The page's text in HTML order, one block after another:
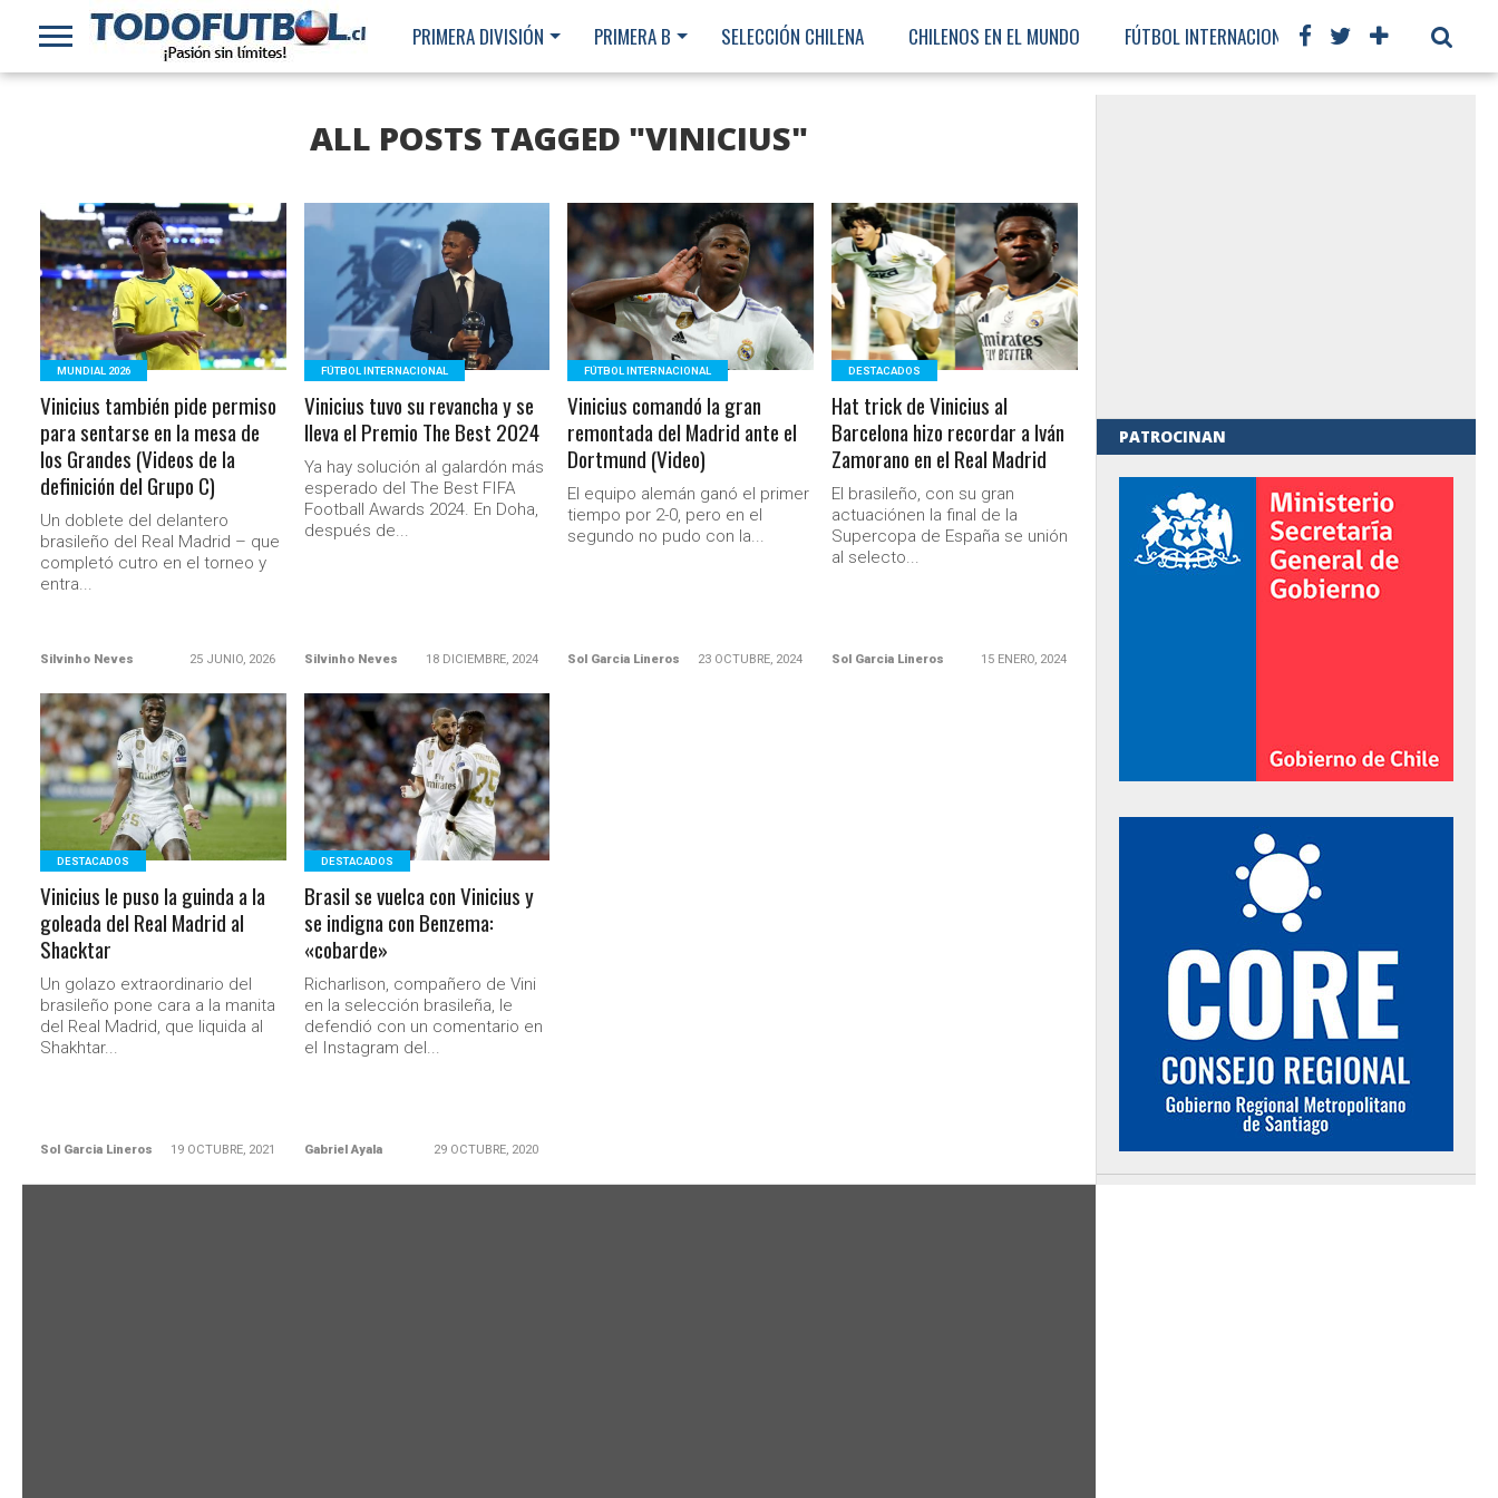
PRIMERA DIVISIÓN PRIMERA B SELECCIÓN CHILENA CHILENOS EN EL MUNDO FÚTBOL INTERNACIONAL
ALL POSTS TAGGED "VINICIUS"
LEER MÁS
MUNDIAL 2026
Vinicius también pide permiso
para sentarse en la mesa de
los Grandes (Videos de la
definición del Grupo C)
Un doblete del delantero
brasileño del Real Madrid – que
completó cutro en el torneo y
entra...
Silvinho Neves 25 JUNIO, 2026
LEER MÁS
FÚTBOL INTERNACIONAL
Vinicius tuvo su revancha y se
lleva el Premio The Best 2024
Ya hay solución al galardón más
esperado del The Best FIFA
Football Awards 2024. En Doha,
después de...
Silvinho Neves 18 DICIEMBRE, 2024
LEER MÁS
FÚTBOL INTERNACIONAL
Vinicius comandó la gran
remontada del Madrid ante el
Dortmund (Video)
El equipo alemán ganó el primer
tiempo por 2-0, pero en el
segundo no pudo con la...
Sol Garcia Lineros 23 OCTUBRE, 2024
LEER MÁS
DESTACADOS
Hat trick de Vinicius al
Barcelona hizo recordar a Iván
Zamorano en el Real Madrid
El brasileño, con su gran
actuaciónen la final de la
Supercopa de España se unión
al selecto...
Sol Garcia Lineros 15 ENERO, 2024
LEER MÁS
DESTACADOS
Vinicius le puso la guinda a la
goleada del Real Madrid al
Shacktar
Un golazo extraordinario del
brasileño pone cara a la manita
del Real Madrid, que liquida al
Shakhtar...
Sol Garcia Lineros 19 OCTUBRE, 2021
LEER MÁS
DESTACADOS
Brasil se vuelca con Vinicius y
se indigna con Benzema:
«cobarde»
Richarlison, compañero de Vini
en la selección brasileña, le
defendió con un comentario en
el Instagram del...
Gabriel Ayala 29 OCTUBRE, 2020
PATROCINAN
Ministerio Secretaría General de Gobierno